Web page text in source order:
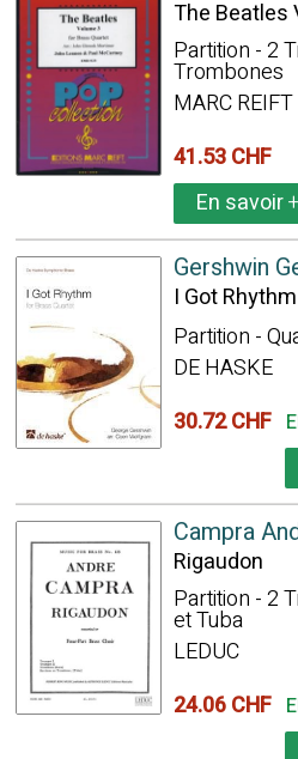
The Beatles
Partition - 2
Trombones
MARC REIFT
41.53 CHF
En savoir+
Gershwin
I Got Rhythm
Partition -
DE HASKE
30.72 CHF
Campra
Rigaudon
Partition - 2
et Tuba
LEDUC
24.06 CHF